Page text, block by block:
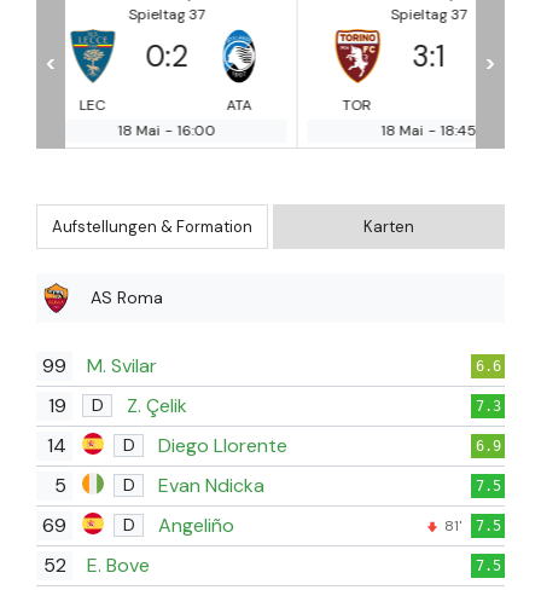
Spieltag 37
3
18 Mai - 18:45
Spieltag 37
0
19 Mai - 10:30
< >
Aufstellungen & Formation Karten
AS Roma
99 M. Svilar 6.6
19 D Z. Çelik 7.3
14 D Diego Llorente 6.9
5 D Evan Ndicka 7.5
69 D Angeliño 81' 7.5
52 E. Bove 7.5